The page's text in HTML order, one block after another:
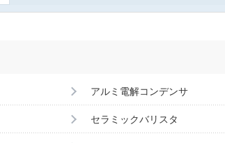
アルミ電解コンデンサ
セラミックバリスタ